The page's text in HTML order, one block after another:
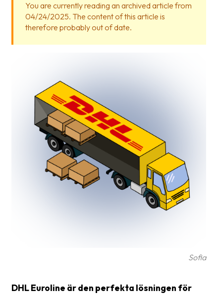
FAQ
documents
Printer
settings
Customs
declarations
Delivery
You are currently reading an archived article from
04/24/2025. The content of this article is
therefore probably out of date.
Sofia
DHL Euroline är den perfekta lösningen för